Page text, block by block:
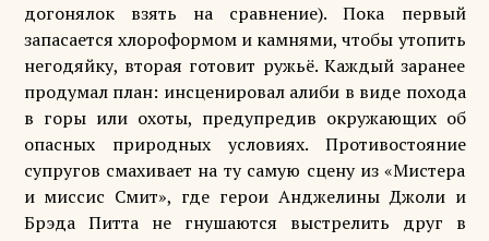
догонялок взять на сравнение). Пока первый
запасается хлороформом и камнями, чтобы утопить
негодяйку, вторая готовит ружьё. Каждый заранее
продумал план: инсценировал алиби в виде похода
в горы или охоты, предупредив окружающих об
опасных природных условиях. Противостояние
супругов смахивает на ту самую сцену из «Мистера
и миссис Смит», где герои Анджелины Джоли и
Брэда Питта не гнушаются выстрелить друг в